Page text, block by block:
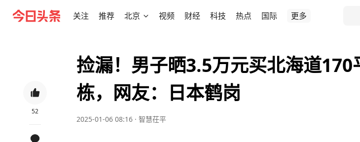
关注 推荐 北京 视频 财经 科技 热点 国际 更多
52
捡漏！男子晒3.5万元买北海道170
栋，网友：日本鹤岗
2025-01-06 08:16 · 智慧茌平